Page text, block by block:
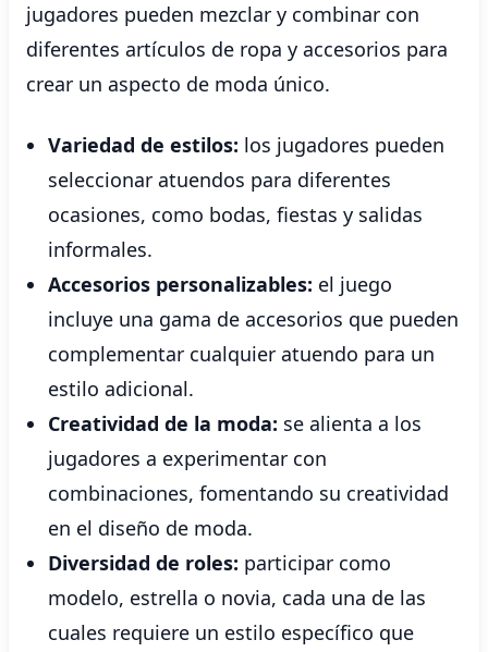
jugadores pueden mezclar y combinar con
diferentes artículos de ropa y accesorios para
crear un aspecto de moda único.
Variedad de estilos: los jugadores pueden
seleccionar atuendos para diferentes
ocasiones, como bodas, fiestas y salidas
informales.
Accesorios personalizables: el juego
incluye una gama de accesorios que pueden
complementar cualquier atuendo para un
estilo adicional.
Creatividad de la moda: se alienta a los
jugadores a experimentar con
combinaciones, fomentando su creatividad
en el diseño de moda.
Diversidad de roles: participar como
modelo, estrella o novia, cada una de las
cuales requiere un estilo específico que